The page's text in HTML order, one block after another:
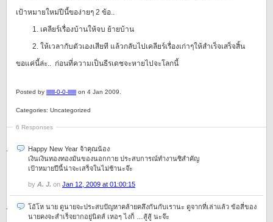
เป้าหมายใหม่ปีนี้ของ่ายๆ 2 ข้อ..
เคลียร์เรื่องบ้านให้จบ ย้ายบ้าน
ให้เวลากับตัวเองเสียที แล้วกลับไปเคลียร์เรื่องเก่าๆให้สำเร็จเสร็จสิ้น
ขอแค่นี้ล่ะ.. ก่อนที่ความเป็นธีรเดชจะหายไปจะโลกนี้
Posted by lllllll-0-0-lllllll on 4 Jan 2009.
Categories: Uncategorized
6 Responses
Happy New Year จ้าคุณน้อง
เงินเงินทองทองมันของนอกกาย ประสบการณ์ทำงานซิสำคัญ
เป้าหมายปีนี้น่าจะเสร็จในไม่ช้านะจ๊ะ
by A. J. on Jan 12, 2009 at 01:00:15
โอ้โห นาย ดูนายจะประสบปัญหาคล้ายคลึงกันกับเรานะ ดูจากที่เล่าแล้ว ข้อสี่ของ
นายคงจะสำเร็จยากอยู่นิดส์ เหอๆ ไงก็ …สู้สู้ นะจ๊ะ